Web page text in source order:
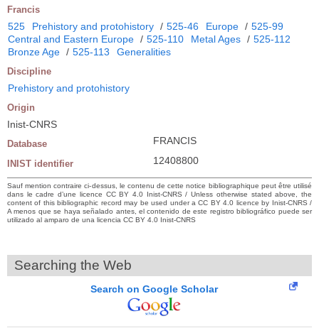
Francis
525 Prehistory and protohistory / 525-46 Europe / 525-99
Central and Eastern Europe / 525-110 Metal Ages / 525-112
Bronze Age / 525-113 Generalities
Discipline
Prehistory and protohistory
Origin
Inist-CNRS
Database FRANCIS
INIST identifier 12408800
Sauf mention contraire ci-dessus, le contenu de cette notice bibliographique peut être utilisé
dans le cadre d’une licence CC BY 4.0 Inist-CNRS / Unless otherwise stated above, the
content of this bibliographic record may be used under a CC BY 4.0 licence by Inist-CNRS /
A menos que se haya señalado antes, el contenido de este registro bibliográfico puede ser
utilizado al amparo de una licencia CC BY 4.0 Inist-CNRS
Searching the Web
Search on Google Scholar